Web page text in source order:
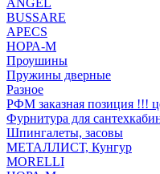
BUSSARE
APECS
НОРА-М
Проушины
Пружины дверные
Разное
РФМ заказная позиция !!!
Фурнитура для
Шпингалеты, засовы
МЕТАЛЛИСТ, Кунгур
MORELLI